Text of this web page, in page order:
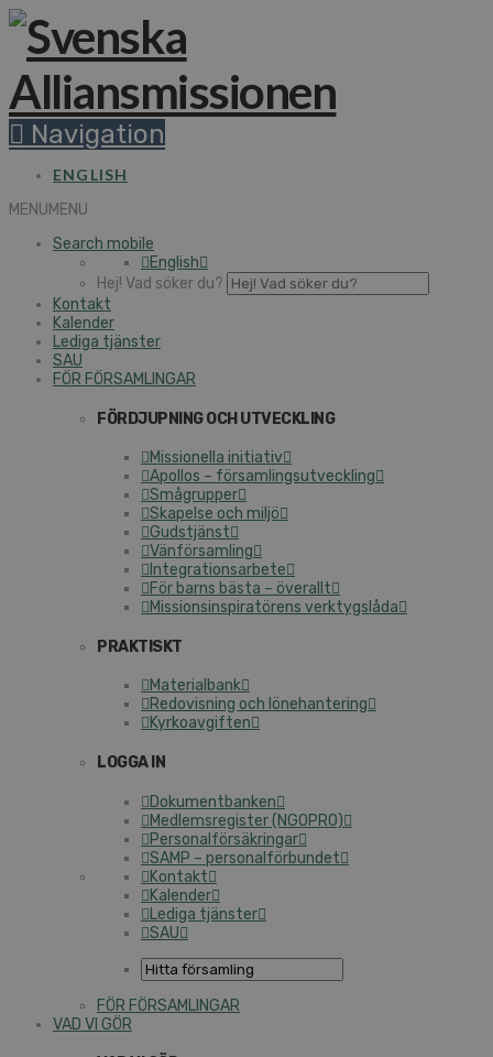
Navigation
ENGLISH
MENUMENU
Search mobile
English
Hej! Vad söker du?
Kontakt
Kalender
Lediga tjänster
SAU
FÖR FÖRSAMLINGAR
FÖRDJUPNING OCH UTVECKLING
Missionella initiativ
Apollos – församlingsutveckling
Smågrupper
Skapelse och miljö
Gudstjänst
Vänförsamling
Integrationsarbete
För barns bästa – överallt
Missionsinspiratörens verktygslåda
PRAKTISKT
Materialbank
Redovisning och lönehantering
Kyrkoavgiften
LOGGA IN
Dokumentbanken
Medlemsregister (NGOPRO)
Personalförsäkringar
SAMP – personalförbundet
Kontakt
Kalender
Lediga tjänster
SAU
FÖR FÖRSAMLINGAR
VAD VI GÖR